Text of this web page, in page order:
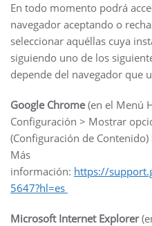
En todo momento podrá
navegador aceptando o
seleccionar aquéllas cuya
siguiendo uno de los
depende del navegador que
Google Chrome(en el Menú
Configuración > Mostrar
(Configuración de Contenido)
Más
información: https://
5647?hl=es
Microsoft Internet Explorer